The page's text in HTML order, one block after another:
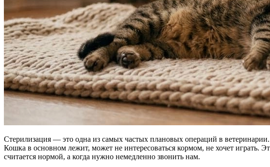
Стерилизация — это одна из самых частых плановых операций в
Кошка в основном лежит, может не интересоваться кормом, не хочет играть.
считается нормой, а когда нужно немедленно звонить нам.